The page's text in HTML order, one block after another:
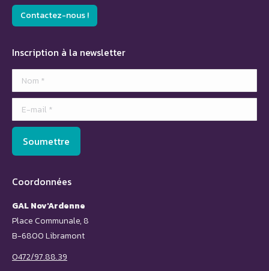
Contactez-nous !
Inscription à la newsletter
Nom *
E-mail *
Soumettre
Coordonnées
GAL Nov'Ardenne
Place Communale, 8
B-6800 Libramont
0472/97.88.39